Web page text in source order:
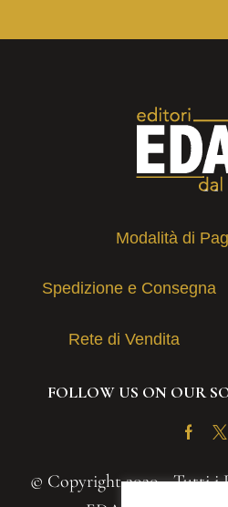
Modalità di
Spedizione e Consegna
Rete di Vendita
FOLLOW US ON OUR
© Copyright 2020 - Tutti i